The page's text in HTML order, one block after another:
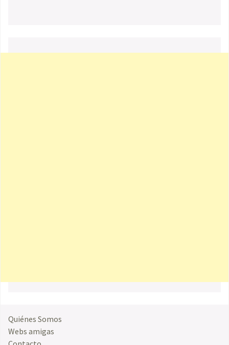
Quiénes Somos
Webs amigas